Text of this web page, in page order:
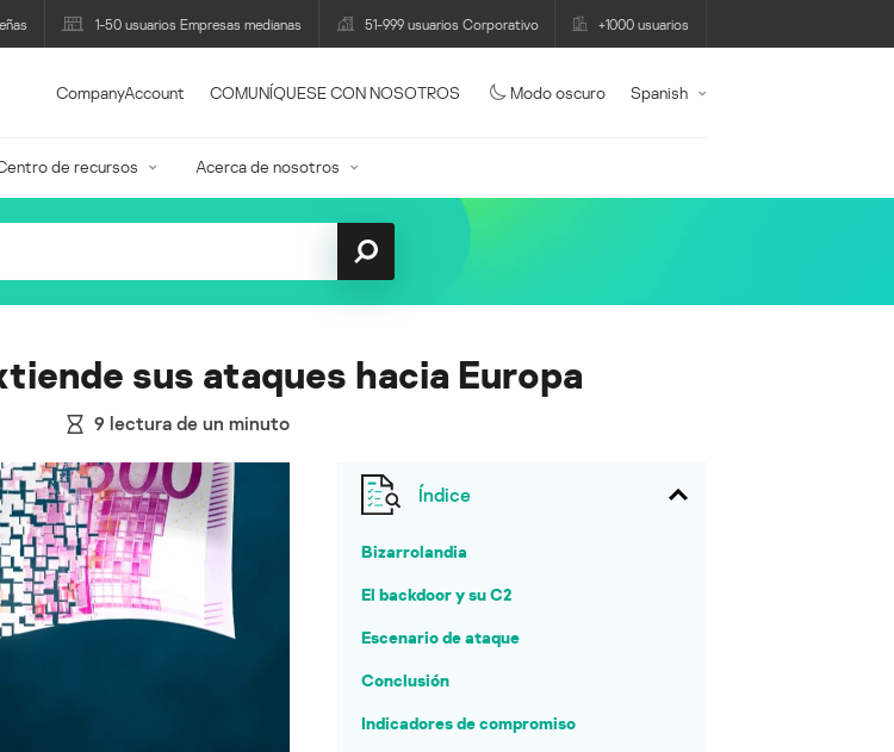
1-50 usuarios Empresas medianas 51-999 usuarios Corporativo +1000 usuarios
CompanyAccount COMUNÍQUESE CON NOSOTROS Modo oscuro Spanish
de recursos Acerca de nosotros
sus ataques hacia Europa
9 lectura de un minuto
Índice
Bizarrolandia
El backdoor y su C2
Escenario de ataque
Conclusión
Indicadores de compromiso